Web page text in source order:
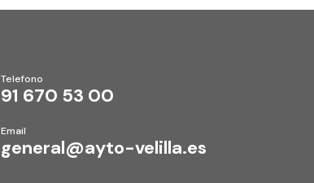
Telefono
91 670 53 00
Email
general@ayto-velilla.es